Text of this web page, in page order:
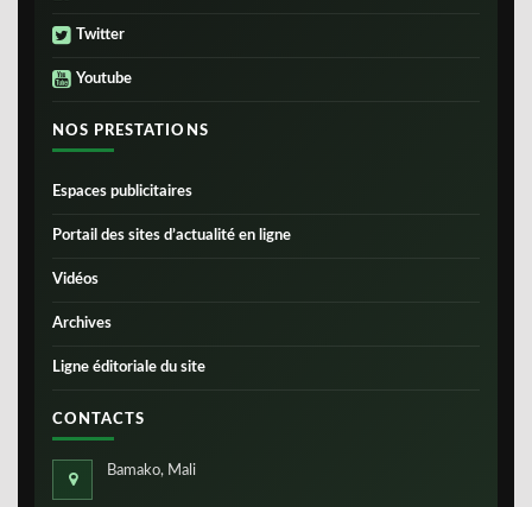
Twitter
Youtube
NOS PRESTATIONS
Espaces publicitaires
Portail des sites d’actualité en ligne
Vidéos
Archives
Ligne éditoriale du site
CONTACTS
Bamako, Mali